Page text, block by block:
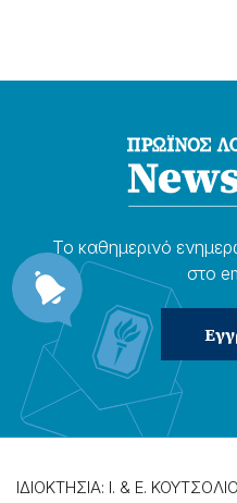
Το καθημερɩνό
στο
ΙΔΙΟΚΤΗΣΙΑ: Ι. & Ε.